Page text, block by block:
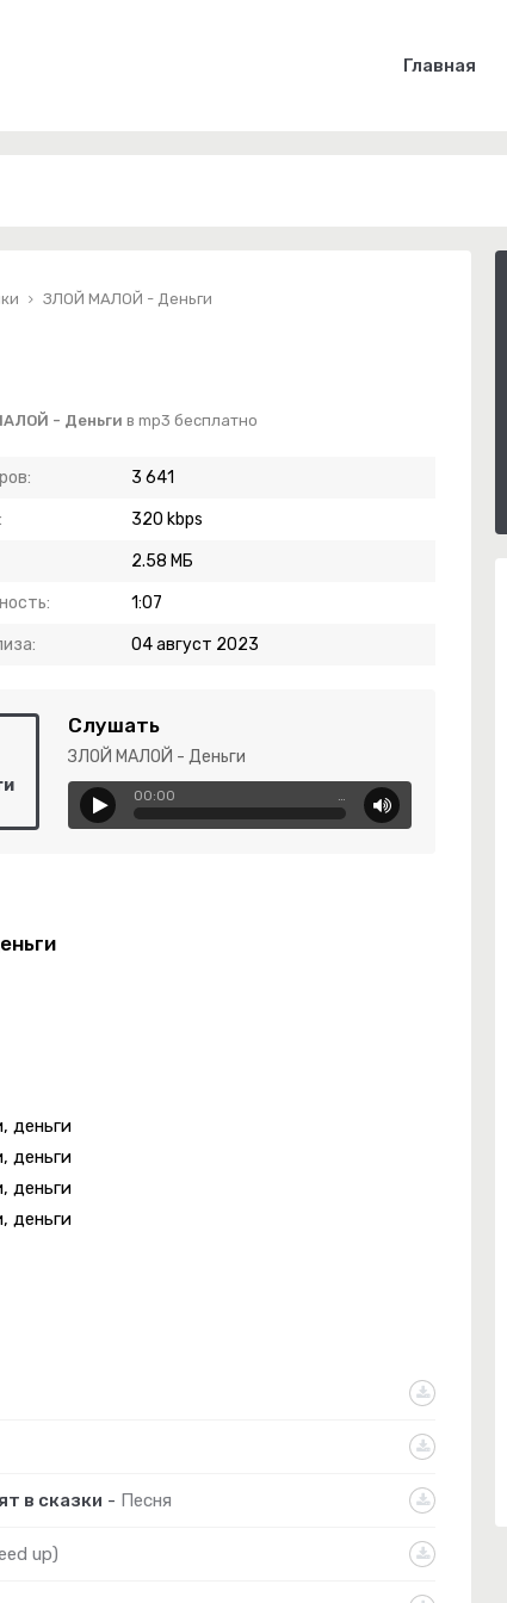
Главная
ЗЛОЙ МАЛОЙ - Деньги
- Деньги в mp3 бесплатно
3 641
320 kbps
2.58 МБ
1:07
04 август 2023
Слушать
ЗЛОЙ МАЛОЙ - Деньги
00:00 …
деньги
деньги
деньги
деньги
в сказки - Песня
up)